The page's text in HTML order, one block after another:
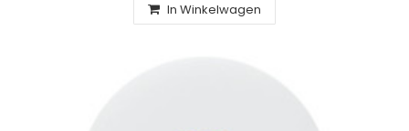
In Winkelwagen